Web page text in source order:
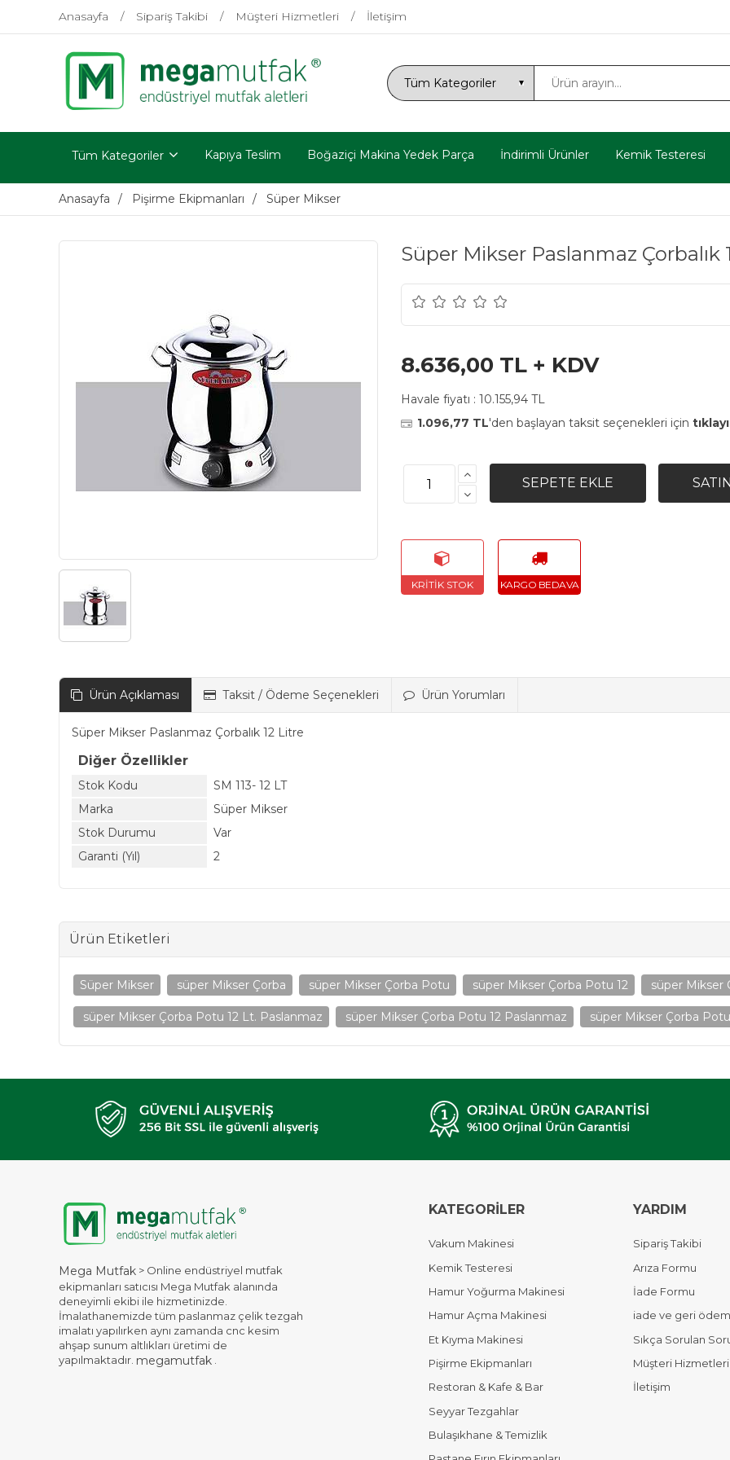
Anasayfa Sipariş Takibi Müşteri Hizmetleri İletişim
Tüm Kategoriler Kapıya Teslim Boğaziçi Makina Yedek Parça İndirimli Ürünler Kemik Testeresi
Anasayfa Pişirme Ekipmanları Süper Mikser
Süper Mikser Paslanmaz Çorbalık
8.636,00 TL + KDV
Havale fiyatı : 10.155,94 TL
1.096,77 TL'den başlayan taksit seçenekleri için
Ürün Açıklaması Taksit / Ödeme Seçenekleri Ürün Yorumları
Süper Mikser Paslanmaz Çorbalık 12 Litre
Diğer Özellikler
Stok Kodu
SM 113- 12 LT
Marka
Süper Mikser
Stok Durumu
Var
Garanti (Yıl)
2
Ürün Etiketleri
Süper Mikser süper Mikser Çorba süper Mikser Çorba Potu süper Mikser Çorba Potu 12 süper Mikser
süper Mikser Çorba Potu 12 Lt. Paslanmaz süper Mikser Çorba Potu 12 Paslanmaz süper Mikser Çorba
Mega Mutfak > Online endüstriyel mutfak
ekipmanları satıcısı Mega Mutfak alanında
deneyimli ekibi ile hizmetinizde.
İmalathanemizde tüm paslanmaz çelik tezgah
imalatı yapılırken aynı zamanda cnc kesim
ahşap sunum altlıkları üretimi de
yapılmaktadır. megamutfak
KATEGORİLER
Vakum Makinesi
Kemik Testeresi
Hamur Yoğurma Makinesi
Hamur Açma Makinesi
Et Kıyma Makinesi
Pişirme Ekipmanları
Restoran & Kafe & Bar
Seyyar Tezgahlar
Bulaşıkhane & Temizlik
YARDIM
Sipariş Takibi
Arıza Formu
İade Formu
iade ve geri
Sıkça Sorulan
Müşteri Hizmetleri
İletişim